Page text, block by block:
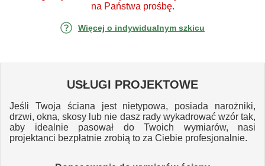
na Państwa prośbę.
Więcej o indywidualnym szkicu
USŁUGI PROJEKTOWE
Jeśli Twoja ściana jest nietypowa, posiada narożniki,
drzwi, okna, skosy lub nie dasz rady wykadrować wzór tak,
aby idealnie pasował do Twoich wymiarów, nasi
projektanci bezpłatnie zrobią to za Ciebie profesjonalnie.